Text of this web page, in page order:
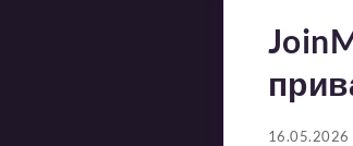
16.05.2026